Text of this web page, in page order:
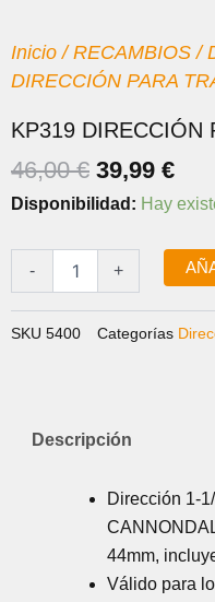
Inicio /RECAMBIOS /
DIRECCIÓN PARA
KP319 DIRECCIÓN
46,00€ EL
PRECIO
ERA:
46,00 €.
39,99 €EL
ES:
Disponibilidad: Hay
-
KP319
QUICK
CX
+
SKU 5400 Categorías
Descripción
Dirección 1-
44mm,
Válido para